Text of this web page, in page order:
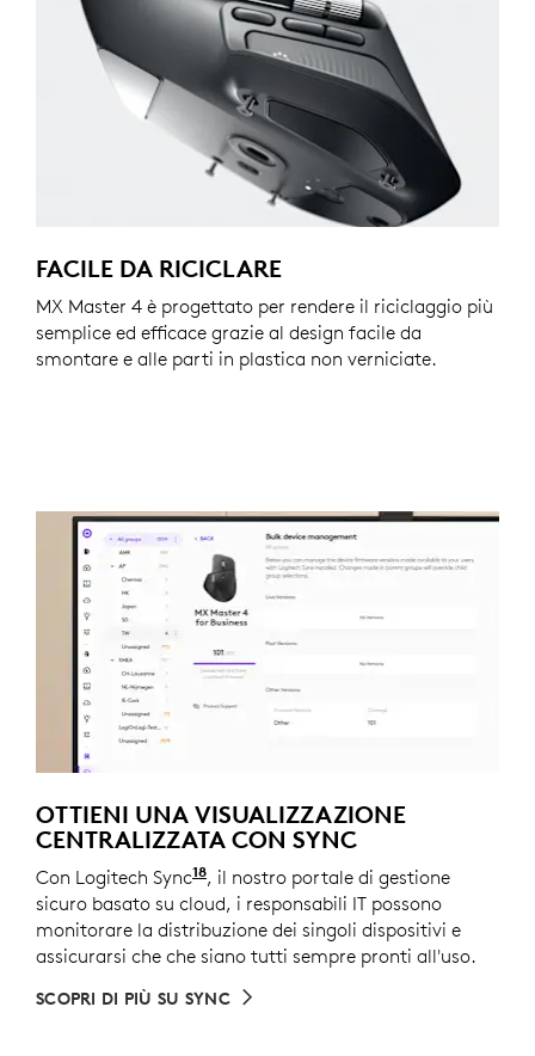
FACILE DA RICICLARE
MX Master 4 è progettato per rendere il riciclaggio più
semplice ed efficace grazie al design facile da
smontare e alle parti in plastica non verniciate.
OTTIENI UNA VISUALIZZAZIONE
CENTRALIZZATA CON SYNC
Con Logitech Sync18Richiede l'installazione di Logi
, il nostro portale di gestione
sicuro basato su cloud, i responsabili IT possono
monitorare la distribuzione dei singoli dispositivi e
assicurarsi che che siano tutti sempre pronti all'uso.
SCOPRI DI PIÙ SU SYNC